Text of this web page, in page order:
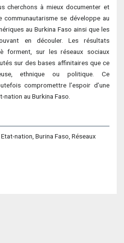
cherchons à mieux documenter et
communautarisme se développe au
au Burkina Faso ainsi que les
en découler. Les résultats
forment, sur les réseaux sociaux
sur des bases affinitaires que ce
ethnique ou politique. Ce
compromettre l’espoir d’une
nation au Burkina Faso.
nation, Burina Faso, Réseaux